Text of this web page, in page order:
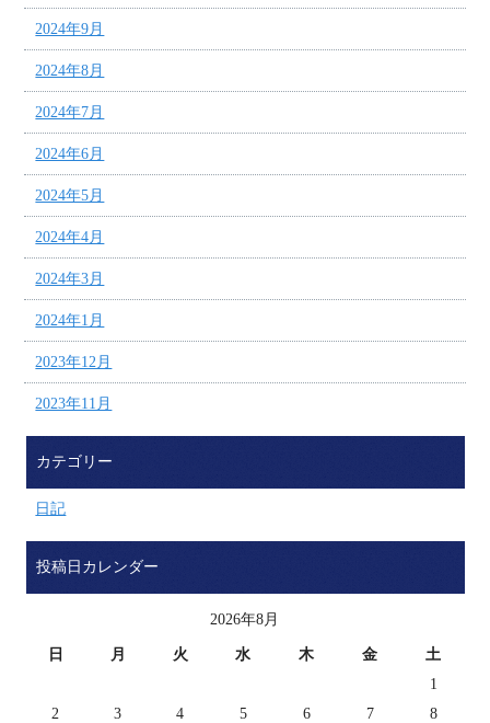
2024年9月
2024年8月
2024年7月
2024年6月
2024年5月
2024年4月
2024年3月
2024年1月
2023年12月
2023年11月
カテゴリー
日記
投稿日カレンダー
2026年8月
日 月 火 水 木 金
土
1
2
3 4 5 6 7 8